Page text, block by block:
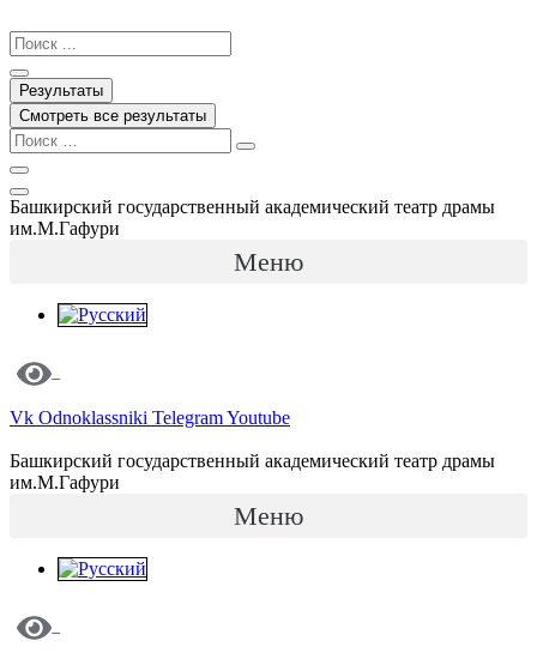
к
содержимому
Search
...
Результаты
Смотреть все результаты
Башкирский государственный академический театр драмы
им.М.Гафури
Меню
Vk Odnoklassniki TelegramYoutube
Башкирский государственный академический театр драмы
им.М.Гафури
Меню